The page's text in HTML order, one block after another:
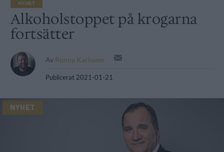
NYHET
Alkoholstoppet på krogarna
fortsätter
Av Ronny Karlsson
Publicerat 2021-01-21
NYHET